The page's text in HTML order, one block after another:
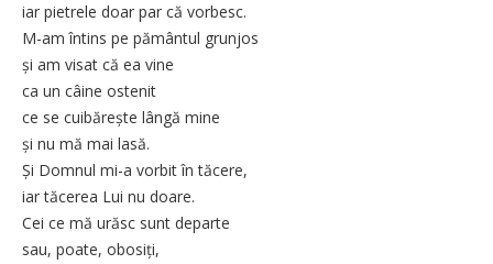
iar pietrele doar par că vorbesc.
M-am întins pe pământul grunjos
și am visat că ea vine
ca un câine ostenit
ce se cuibărește lângă mine
și nu mă mai lasă.
Și Domnul mi-a vorbit în tăcere,
iar tăcerea Lui nu doare.
Cei ce mă urăsc sunt departe
sau, poate, obosiți,